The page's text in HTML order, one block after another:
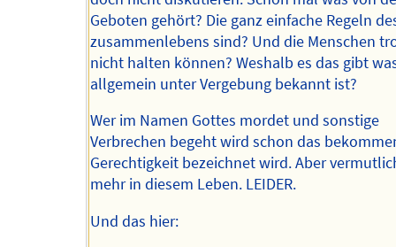
Geboten gehört? Die ganz einfache Regeln
zusammenlebens sind? Und die Menschen
nicht halten können? Weshalb es das gibt
allgemein unter Vergebung bekannt ist?
Wer im Namen Gottes mordet und sonstige
Verbrechen begeht wird schon das
Gerechtigkeit bezeichnet wird. Aber
mehr in diesem Leben. LEIDER.
Und das hier: